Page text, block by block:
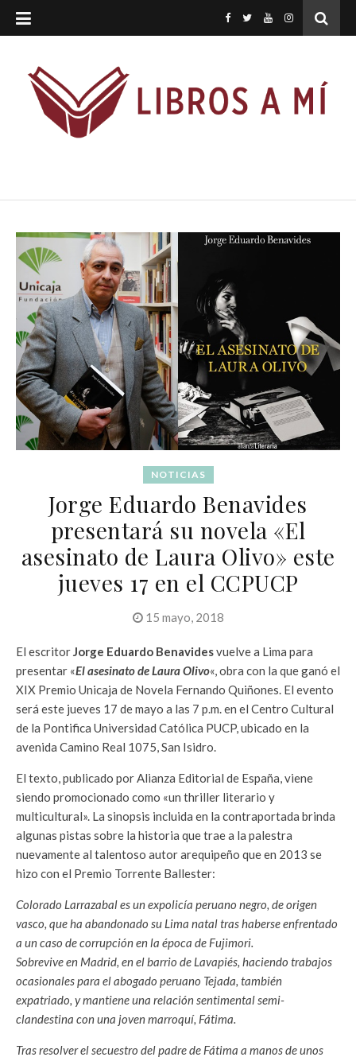
NOTICIAS
Jorge Eduardo Benavides
presentará su novela «El
asesinato de Laura Olivo» este
jueves 17 en el CCPUCP
15 mayo, 2018
El escritorJorge Eduardo Benavidesvuelve a Lima para
presentar «El asesinato de Laura Olivo«, obra con la que ganó el
XIX Premio Unicaja de Novela Fernando Quiñones. El evento
será este jueves 17 de mayo a las 7 p.m. en el Centro Cultural
de la Pontifica Universidad Católica PUCP, ubicado en la
avenida Camino Real 1075, San Isidro.
El texto, publicado por Alianza Editorial de España, viene
siendo promocionado como «un thriller literario y
multicultural». La sinopsis incluida en la contraportada brinda
algunas pistas sobre la historia que trae a la palestra
nuevamente al talentoso autor arequipeño que en 2013 se
hizo con el Premio Torrente Ballester:
Colorado Larrazabal es un expolicía peruano negro, de origen
vasco, que ha abandonado su Lima natal tras haberse enfrentado
a un caso de corrupción en la época de Fujimori.
Sobrevive en Madrid, en el barrio de Lavapiés, haciendo trabajos
ocasionales para el abogado peruano Tejada, también
expatriado, y mantiene una relación sentimental semi-
clandestina con una joven marroquí, Fátima.
Tras resolver el secuestro del padre de Fátima a manos de unos